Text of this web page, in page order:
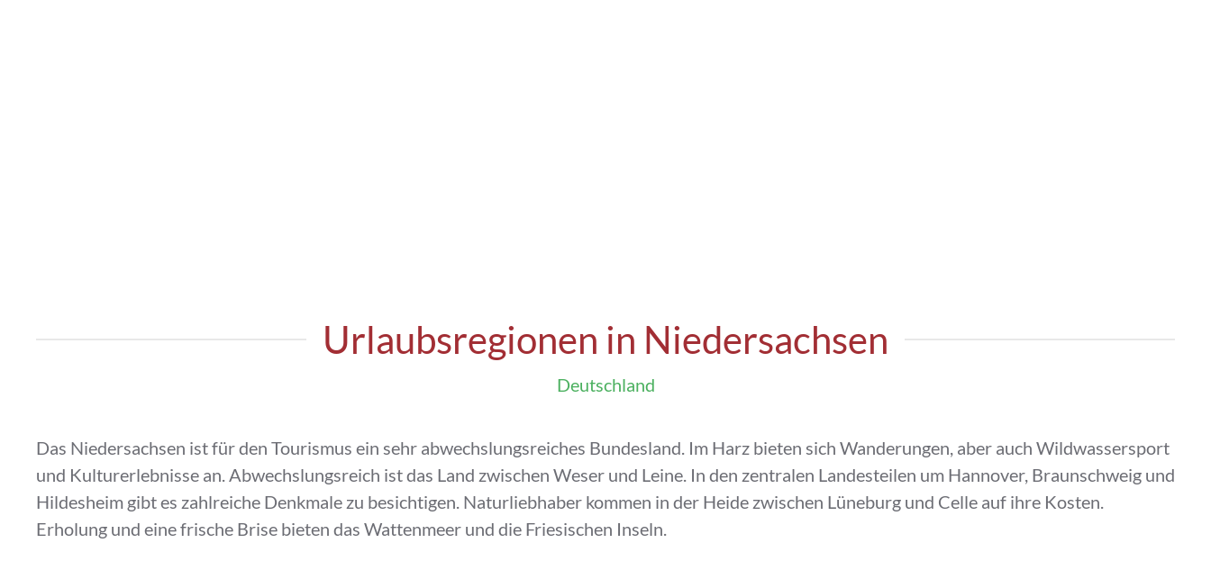
Urlaubsregionen in Niedersachsen
Deutschland
Das Niedersachsen ist für den Tourismus ein sehr abwechslungsreiches Bundesland. Im Harz bieten sich Wanderungen, aber auch Wildwassersport
und Kulturerlebnisse an. Abwechslungsreich ist das Land zwischen Weser und Leine. In den zentralen Landesteilen um Hannover, Braunschweig und
Hildesheim gibt es zahlreiche Denkmale zu besichtigen. Naturliebhaber kommen in der Heide zwischen Lüneburg und Celle auf ihre Kosten.
Erholung und eine frische Brise bieten das Wattenmeer und die Friesischen Inseln.